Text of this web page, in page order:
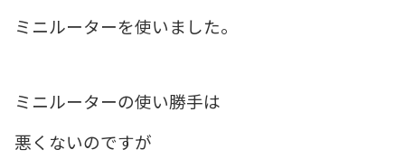
ミニルーターを使いました。
ミニルーターの使い勝手は
悪くないのですが